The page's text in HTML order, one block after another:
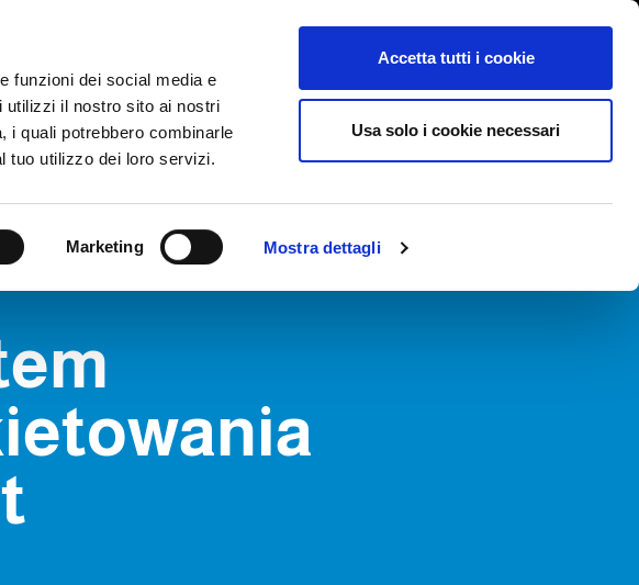
funzioni dei social media e
utilizzi il nostro sito ai nostri
i quali potrebbero combinarle
tuo utilizzo dei loro servizi.
Marketing Mostra dettagli
Accetta tutti i cookie
Usa solo i cookie necessari
Sygnalizowanie nieprawidłowości International/Polski
USŁUGI TARGI AKTUALNOŚCI I WYDARZENIA
INFORMACJE